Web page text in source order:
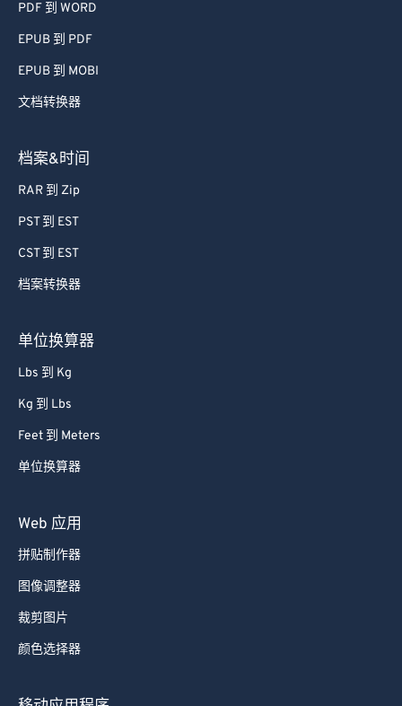
PDF 到 WORD
EPUB 到 PDF
EPUB 到 MOBI
文档转换器
档案&时间
RAR 到 Zip
PST 到 EST
CST 到 EST
档案转换器
单位换算器
Lbs 到 Kg
Kg 到 Lbs
Feet 到 Meters
单位换算器
Web 应用
拼贴制作器
图像调整器
裁剪图片
颜色选择器